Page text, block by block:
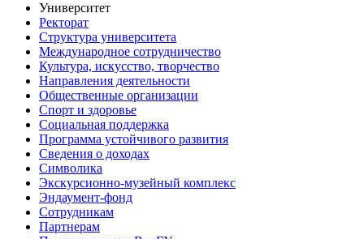
Университет
Ректорат
Структура университета
Международное сотрудничество
Культура, искусство, творчество
Направления деятельности
Общественные организации
Спорт и здоровье
Социальная поддержка
Программа устойчивого развития
Сведения о доходах
Символика
Экскурсионно-музейный комплекс
Эндаумент-фонд
Сотрудникам
Партнерам